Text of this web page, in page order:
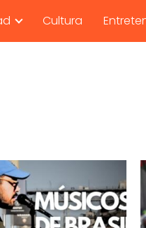
Cultura